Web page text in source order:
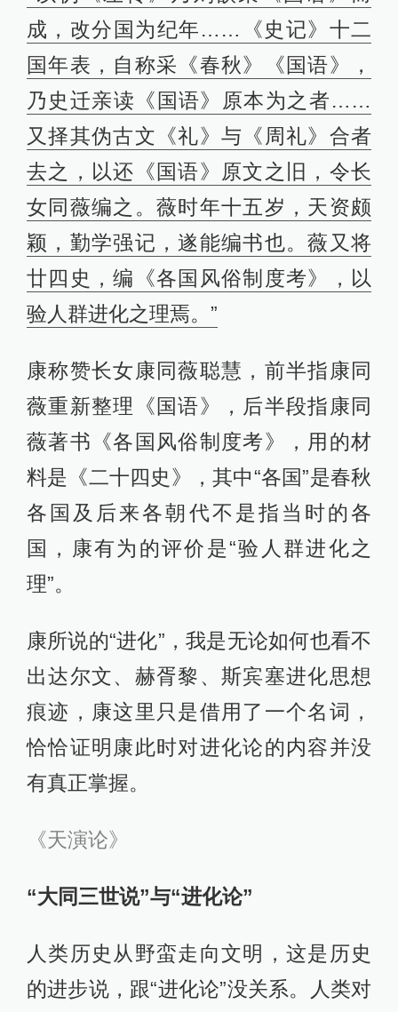
成，改分国为纪年……《史记》十二
国年表，自称采《春秋》《国语》，
乃史迁亲读《国语》原本为之者……
又择其伪古文《礼》与《周礼》合者
去之，以还《国语》原文之旧，令长
女同薇编之。薇时年十五岁，天资颇
颖，勤学强记，遂能编书也。薇又将
廿四史，编《各国风俗制度考》，以
验人群进化之理焉。”
康称赞长女康同薇聪慧，前半指康同
薇重新整理《国语》，后半段指康同
薇著书《各国风俗制度考》，用的材
料是《二十四史》，其中“各国”是春秋
各国及后来各朝代不是指当时的各
国，康有为的评价是“验人群进化之
理”。
康所说的“进化”，我是无论如何也看不
出达尔文、赫胥黎、斯宾塞进化思想
痕迹，康这里只是借用了一个名词，
恰恰证明康此时对进化论的内容并没
有真正掌握。
《天演论》
“大同三世说”与“进化论”
人类历史从野蛮走向文明，这是历史
的进步说，跟“进化论”没关系。人类对